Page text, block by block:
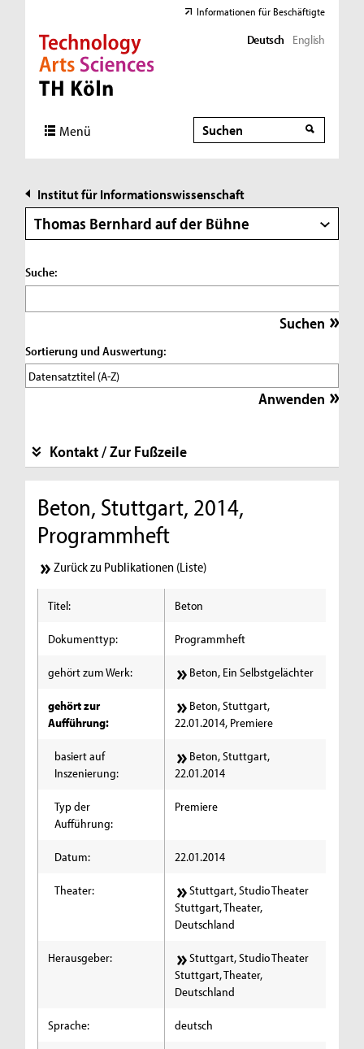
Direkt zur Hauptnavigation
Direkt zur Subnavigation
Direkt zum Inhalt
Direkt zum Fußbereich
Informationen für Beschäftigte
Deutsch English
Menü Suche
Suche
Institut für Informationswissenschaft
Thomas Bernhard auf der Bühne
Suche:
Sortierung und Auswertung:
Kontakt / Zur Fußzeile
Beton, Stuttgart, 2014,
Programmheft
Zurück zu Publikationen (Liste)
Titel: Beton
Dokumenttyp: Programmheft
gehört zum Werk: Beton, Ein Selbstgelächter
gehört zur
Aufführung:
Beton, Stuttgart,
22.01.2014, Premiere
basiert auf
Inszenierung:
Beton, Stuttgart,
22.01.2014
Typ der
Aufführung:
Premiere
Datum: 22.01.2014
Theater:
Stuttgart, Studio Theater
Stuttgart, Theater,
Deutschland
Herausgeber:
Stuttgart, Studio Theater
Stuttgart, Theater,
Deutschland
Sprache: deutsch